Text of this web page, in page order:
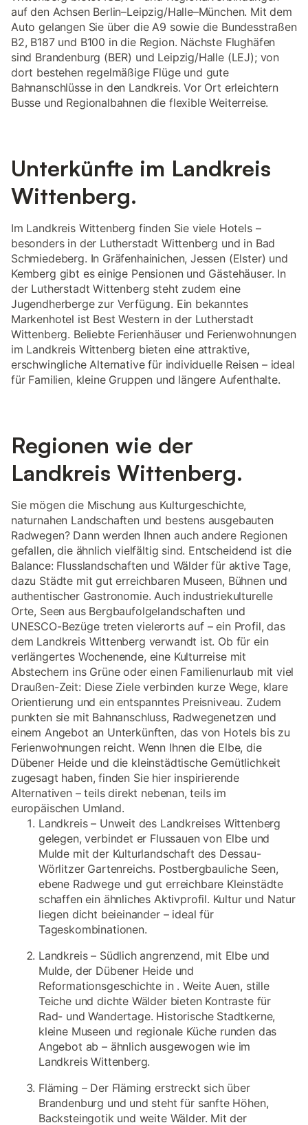
auf den Achsen Berlin–Leipzig/Halle–München. Mit dem
Auto gelangen Sie über die A9 sowie die Bundesstraßen
B2, B187 und B100 in die Region. Nächste Flughäfen
sind Brandenburg (BER) und Leipzig/Halle (LEJ); von
dort bestehen regelmäßige Flüge und gute
Bahnanschlüsse in den Landkreis. Vor Ort erleichtern
Busse und Regionalbahnen die flexible Weiterreise.
Unterkünfte im Landkreis
Wittenberg.
Im Landkreis Wittenberg finden Sie viele Hotels –
besonders in der Lutherstadt Wittenberg und in Bad
Schmiedeberg. In Gräfenhainichen, Jessen (Elster) und
Kemberg gibt es einige Pensionen und Gästehäuser. In
der Lutherstadt Wittenberg steht zudem eine
Jugendherberge zur Verfügung. Ein bekanntes
Markenhotel ist Best Western in der Lutherstadt
Wittenberg. Beliebte Ferienhäuser und Ferienwohnungen
im Landkreis Wittenberg bieten eine attraktive,
erschwingliche Alternative für individuelle Reisen – ideal
für Familien, kleine Gruppen und längere Aufenthalte.
Regionen wie der
Landkreis Wittenberg.
Sie mögen die Mischung aus Kulturgeschichte,
naturnahen Landschaften und bestens ausgebauten
Radwegen? Dann werden Ihnen auch andere Regionen
gefallen, die ähnlich vielfältig sind. Entscheidend ist die
Balance: Flusslandschaften und Wälder für aktive Tage,
dazu Städte mit gut erreichbaren Museen, Bühnen und
authentischer Gastronomie. Auch industriekulturelle
Orte, Seen aus Bergbaufolgelandschaften und
UNESCO-Bezüge treten vielerorts auf – ein Profil, das
dem Landkreis Wittenberg verwandt ist. Ob für ein
verlängertes Wochenende, eine Kulturreise mit
Abstechern ins Grüne oder einen Familienurlaub mit viel
Draußen-Zeit: Diese Ziele verbinden kurze Wege, klare
Orientierung und ein entspanntes Preisniveau. Zudem
punkten sie mit Bahnanschluss, Radwegenetzen und
einem Angebot an Unterkünften, das von Hotels bis zu
Ferienwohnungen reicht. Wenn Ihnen die Elbe, die
Dübener Heide und die kleinstädtische Gemütlichkeit
zugesagt haben, finden Sie hier inspirierende
Alternativen – teils direkt nebenan, teils im
europäischen Umland.
Landkreis – Unweit des Landkreises Wittenberg
gelegen, verbindet er Flussauen von Elbe und
Mulde mit der Kulturlandschaft des Dessau-
Wörlitzer Gartenreichs. Postbergbauliche Seen,
ebene Radwege und gut erreichbare Kleinstädte
schaffen ein ähnliches Aktivprofil. Kultur und Natur
liegen dicht beieinander – ideal für
Tageskombinationen.
Landkreis – Südlich angrenzend, mit Elbe und
Mulde, der Dübener Heide und
Reformationsgeschichte in . Weite Auen, stille
Teiche und dichte Wälder bieten Kontraste für
Rad- und Wandertage. Historische Stadtkerne,
kleine Museen und regionale Küche runden das
Angebot ab – ähnlich ausgewogen wie im
Landkreis Wittenberg.
Fläming – Der Fläming erstreckt sich über
Brandenburg und und steht für sanfte Höhen,
Backsteingotik und weite Wälder. Mit der